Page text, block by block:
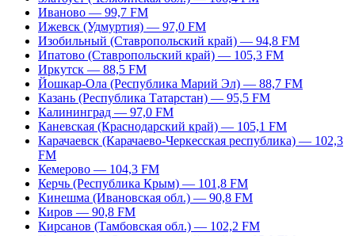
Иваново — 99,7 FM
Ижевск (Удмуртия) — 97,0 FM
Изобильный (Ставропольский край) — 94,8 FM
Ипатово (Ставропольский край) — 105,3 FM
Иркутск — 88,5 FM
Йошкар-Ола (Республика Марий Эл) — 88,7 FM
Казань (Республика Татарстан) — 95,5 FM
Калининград — 97,0 FM
Каневская (Краснодарский край) — 105,1 FM
Карачаевск (Карачаево-Черкесская республика) — 102,3
FM
Кемерово — 104,3 FM
Керчь (Республика Крым) — 101,8 FM
Кинешма (Ивановская обл.) — 90,8 FM
Киров — 90,8 FM
Кирсанов (Тамбовская обл.) — 102,2 FM